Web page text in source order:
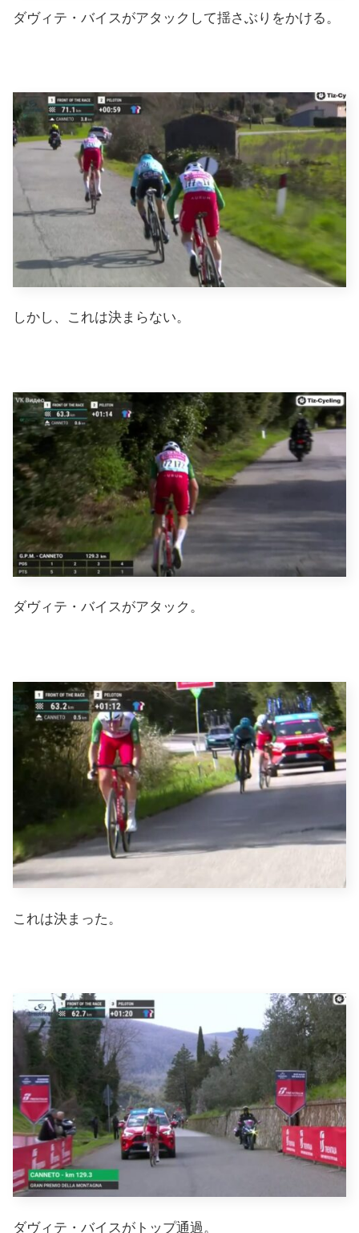
ダヴィテ・バイスがアタックして揺さぶりをかける。
しかし、これは決まらない。
ダヴィテ・バイスがアタック。
これは決まった。
ダヴィテ・バイスがトップ通過。